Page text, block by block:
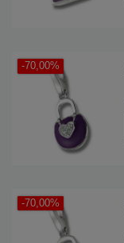
-70,00%
-70,00%